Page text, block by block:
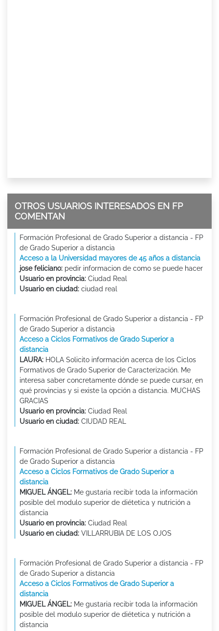
OTROS USUARIOS INTERESADOS EN FP
COMENTAN
Formación Profesional de Grado Superior a distancia - FP
de Grado Superior a distancia
Acceso a la Universidad mayores de 45 años a distancia
jose feliciano: pedir informacion de como se puede hacer
Usuario en provincia: Ciudad Real
Usuario en ciudad: ciudad real
Formación Profesional de Grado Superior a distancia - FP
de Grado Superior a distancia
Acceso a Ciclos Formativos de Grado Superior a
distancia
LAURA: HOLA Solicito información acerca de los Ciclos
Formativos de Grado Superior de Caracterización. Me
interesa saber concretamente dónde se puede cursar, en
qué provincias y si existe la opción a distancia. MUCHAS
GRACIAS
Usuario en provincia: Ciudad Real
Usuario en ciudad: CIUDAD REAL
Formación Profesional de Grado Superior a distancia - FP
de Grado Superior a distancia
Acceso a Ciclos Formativos de Grado Superior a
distancia
MIGUEL ÁNGEL: Me gustaria recibir toda la información
posible del modulo superior de diétetica y nutrición a
distancia
Usuario en provincia: Ciudad Real
Usuario en ciudad: VILLARRUBIA DE LOS OJOS
Formación Profesional de Grado Superior a distancia - FP
de Grado Superior a distancia
Acceso a Ciclos Formativos de Grado Superior a
distancia
MIGUEL ÁNGEL: Me gustaria recibir toda la información
posible del modulo superior de diétetica y nutrición a
distancia